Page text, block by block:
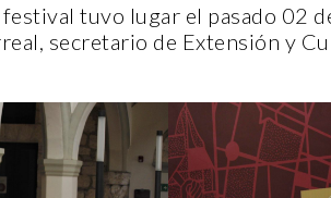
tuvo lugar el pasado 02
secretario de Extensión y